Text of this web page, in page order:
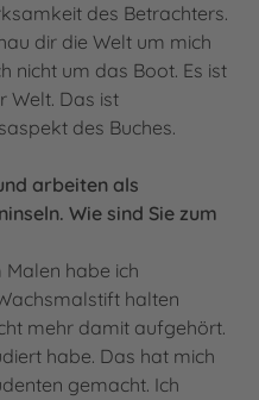
des Betrachters.
dir die Welt um mich
nicht um das Boot. Es ist
Welt. Das ist
des Buches.
arbeiten als
Wie sind Sie zum
Malen habe ich
halten
mehr damit aufgehört.
habe. Das hat mich
gemacht. Ich